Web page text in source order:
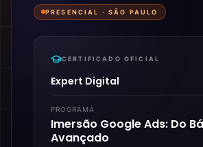
PRESENCIAL ·SÃO PAULO
CERTIFICADO OFICIAL
Expert Digital
PROGRAMA
Imersão Google Ads: Do
Avançado